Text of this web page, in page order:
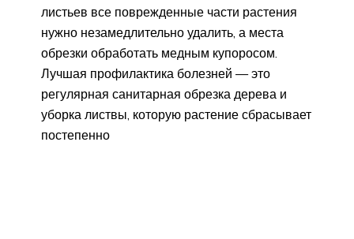
листьев все поврежденные части растения
нужно незамедлительно удалить, а места
обрезки обработать медным купоросом.
Лучшая профилактика болезней — это
регулярная санитарная обрезка дерева и
уборка листвы, которую растение сбрасывает
постепенно